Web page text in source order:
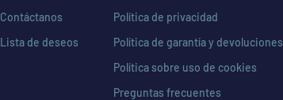
Contáctanos
Lista de deseos
Política de privacidad
Política de garantía y devoluciones
Política sobre uso de cookies
Preguntas frecuentes